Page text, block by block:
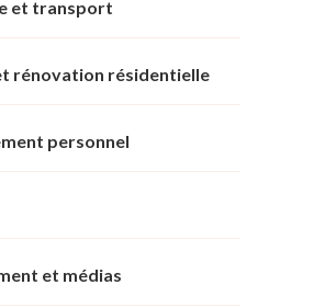
et transport
rénovation résidentielle
personnel
et médias